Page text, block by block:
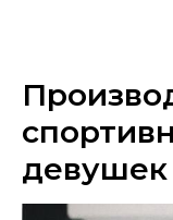
девушек